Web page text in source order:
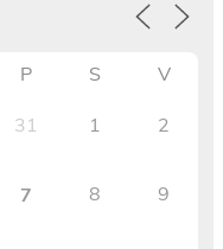
P S V
31 1 2
7 8 9